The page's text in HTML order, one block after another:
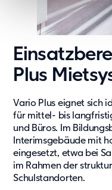
Plus
Vario Plus eignet sich
für mittel- bis
und Büros. Im
Interimsgebäude mit
eingesetzt, etwa bei
im Rahmen der
Schulstandorten.